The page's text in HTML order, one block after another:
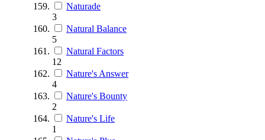
Naturade
3
Natural Balance
5
Natural Factors
12
Nature's Answer
4
Nature's Bounty
2
Nature's Life
1